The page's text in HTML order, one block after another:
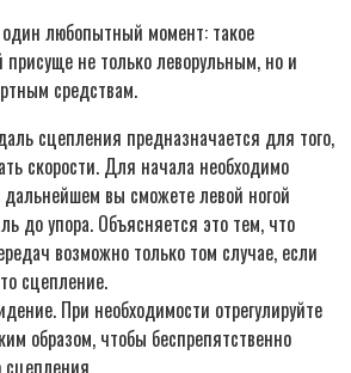
любопытный момент: такое
не только леворульным, но и
средствам.
сцепления предназначается для того,
скорости. Для начала необходимо
дальнейшем вы сможете левой ногой
до упора. Объясняется это тем, что
возможно только том случае, если
сцепление.
При необходимости отрегулируйте
образом, чтобы беспрепятственно
сцепления.